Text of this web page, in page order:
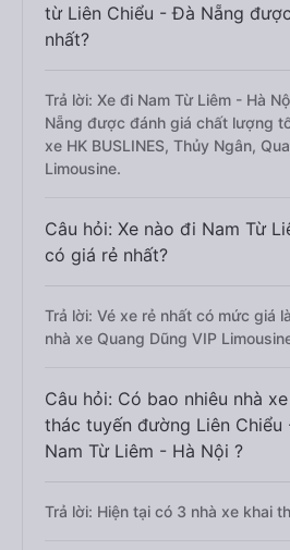
từ Liên Chiểu - Đà Nẵng
nhất?
Trả lời: Xe đi Nam Từ Liêm - Hà
Nẵng được đánh giá chất lượng
xe HK BUSLINES, Thủy Ngân,
Limousine.
Câu hỏi: Xe nào đi Nam Từ
có giá rẻ nhất?
Trả lời: Vé xe rẻ nhất có mức giá
nhà xe Quang Dũng VIP
Câu hỏi: Có bao nhiêu nhà
thác tuyến đường Liên
Nam Từ Liêm - Hà Nội ?
Trả lời: Hiện tại có 3 nhà xe khai